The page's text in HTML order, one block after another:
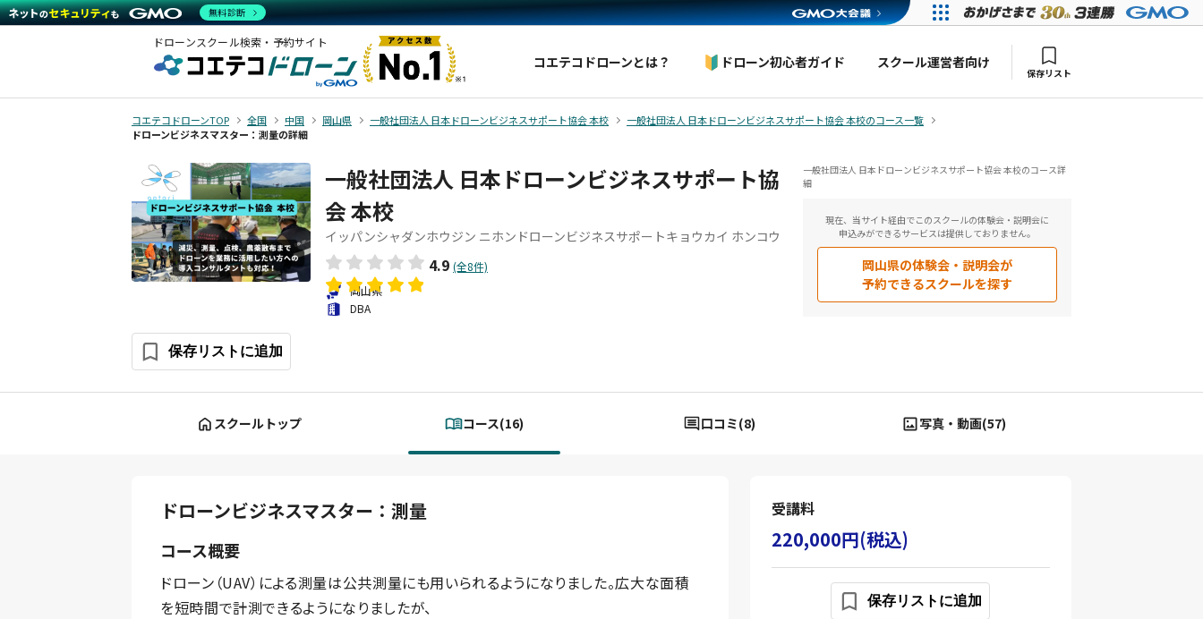
ドローンスクール検索・予約サイト
コエテコドローンとは？ ドローン初心者ガイド スクール運営者向け
保存リスト
コエテコドローンTOP 全国 中国 岡山県 一般社団法人 日本ドローンビジネスサポート協会 本校
一般社団法人 日本ドローンビジネスサポート協会 本校のコース一覧
ドローンビジネスマスター：測量の詳細
一般社団法人 日本ドローンビジネスサポート協
会 本校
イッパンシャダンホウジン ニホンドローンビジネスサポートキョウカイ ホンコウ
4.9 (全8件)
岡山県
DBA
保存リストに追加
一般社団法人 日本ドローンビジネスサポート協会 本校のコース詳
細
現在、当サイト経由でこのスクールの体験会・説明会に
申込みができるサービスは提供しておりません。
岡山県の体験会・説明会が
予約できるスクールを探す
スクールトップ コース(16) 口コミ(8) 写真・動画(57)
ドローンビジネスマスター：測量
コース概要
ドローン（UAV）による測量は公共測量にも用いられるようになりました。広大な面積
を短時間で計測できるようになりましたが、
受講料
220,000円(税込)
保存リストに追加
無料診断